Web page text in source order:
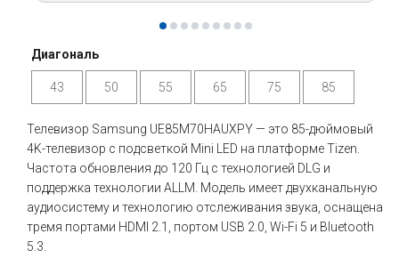
Диагональ
43 50 55 65 75 85
Телевизор Samsung UE85M70HAUXPY — это 85-дюймовый
4K-телевизор с подсветкой Mini LED на платформе Tizen.
Частота обновления до 120 Гц с технологией DLG и
поддержка технологии ALLM. Модель имеет двухканальную
аудиосистему и технологию отслеживания звука, оснащена
тремя портами HDMI 2.1, портом USB 2.0, Wi-Fi 5 и Bluetooth
5.3.